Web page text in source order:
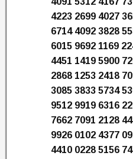
4223 2699 4027
6714 4092 3828
6015 9692 1169
4451 1419 5900
2868 1253 2418
3085 3833 5734
9512 9919 6316
7662 7091 2128
9926 0102 4377
4410 0228 5156